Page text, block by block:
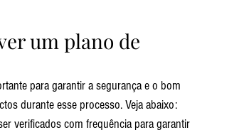
um plano de
para garantir a segurança e o bom
durante esse processo. Veja abaixo:
verificados com frequência para garantir